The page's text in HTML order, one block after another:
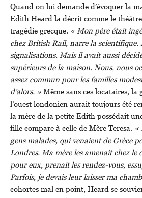
Quand on lui demande d’évoquer la
Edith Heard la décrit comme le
tragédie grecque. « Mon père était
chez British Rail, narre la
signalisations. Mais il avait aussi
supérieurs de la maison. Nous, nous
assez commun pour les familles
d’alors. »Même sans ces locataires, la
l’ouest londonien aurait toujours été
la mère de la petite Edith possédait
fille compare à celle de Mère Teresa. «
gens malades, qui venaient de Grèce
Londres. Ma mère les amenait chez
pour eux, prenait les rendez-vous,
Parfois, je devais leur laisser ma
cohortes mal en point, Heard se